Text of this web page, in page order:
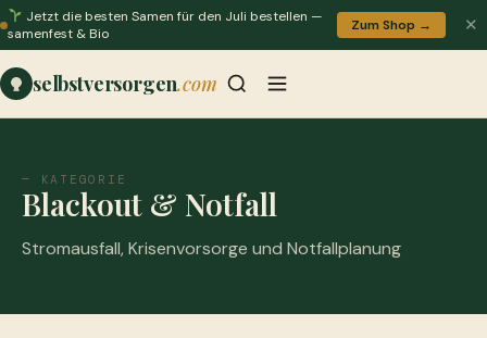
Jetzt die besten Samen für den Juli bestellen —
samenfest & Bio
Zum Shop → ✕
selbstversorgen.com
— KATEGORIE
Blackout & Notfall
Stromausfall, Krisenvorsorge und Notfallplanung